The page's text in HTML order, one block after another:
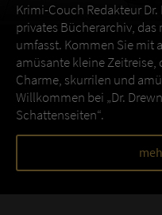
Krimi-Couch Redakteur
privates Bücherarchiv,
umfasst. Kommen Sie mit
amüsante kleine
Charme, skurrilen und
Willkommen bei „Dr.
Schattenseiten“.